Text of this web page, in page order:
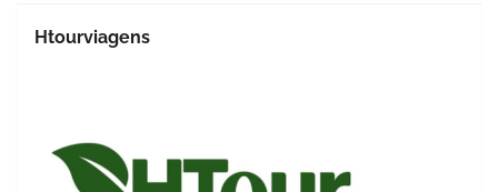
Htourviagens